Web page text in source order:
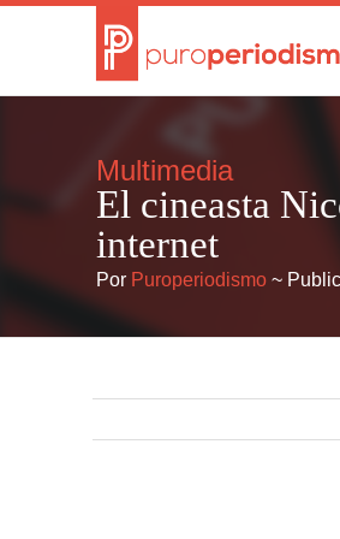
Multimedia
El cineasta
internet
Por Puroperiodismo ~